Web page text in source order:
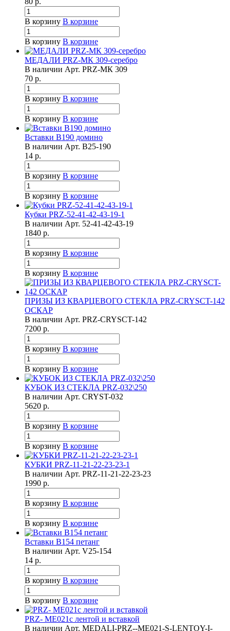
В корзину В корзине
В корзину В корзине
МЕДАЛИ PRZ-МК 309-серебро
В наличии Арт. PRZ-МК 309
70 р.
В корзину В корзине
В корзину В корзине
Вставки B190 домино
В наличии Арт. B25-190
14 р.
В корзину В корзине
В корзину В корзине
Кубки PRZ-52-41-42-43-19-1
В наличии Арт. 52-41-42-43-19
1840 р.
В корзину В корзине
В корзину В корзине
ПРИЗЫ ИЗ КВАРЦЕВОГО СТЕКЛА PRZ-CRYSCT-142
ОСКАР
В наличии Арт. PRZ-CRYSCT-142
7200 р.
В корзину В корзине
В корзину В корзине
КУБОК ИЗ СТЕКЛА PRZ-032\250
В наличии Арт. CRYST-032
5620 р.
В корзину В корзине
В корзину В корзине
КУБКИ PRZ-11-21-22-23-23-1
В наличии Арт. PRZ-11-21-22-23-23
1990 р.
В корзину В корзине
В корзину В корзине
Вставки B154 петанг
В наличии Арт. V25-154
14 р.
В корзину В корзине
В корзину В корзине
PRZ- ME021с лентой и вставкой
В наличии Арт. MEDALI-PRZ--ME021-S-LENTOY-I-